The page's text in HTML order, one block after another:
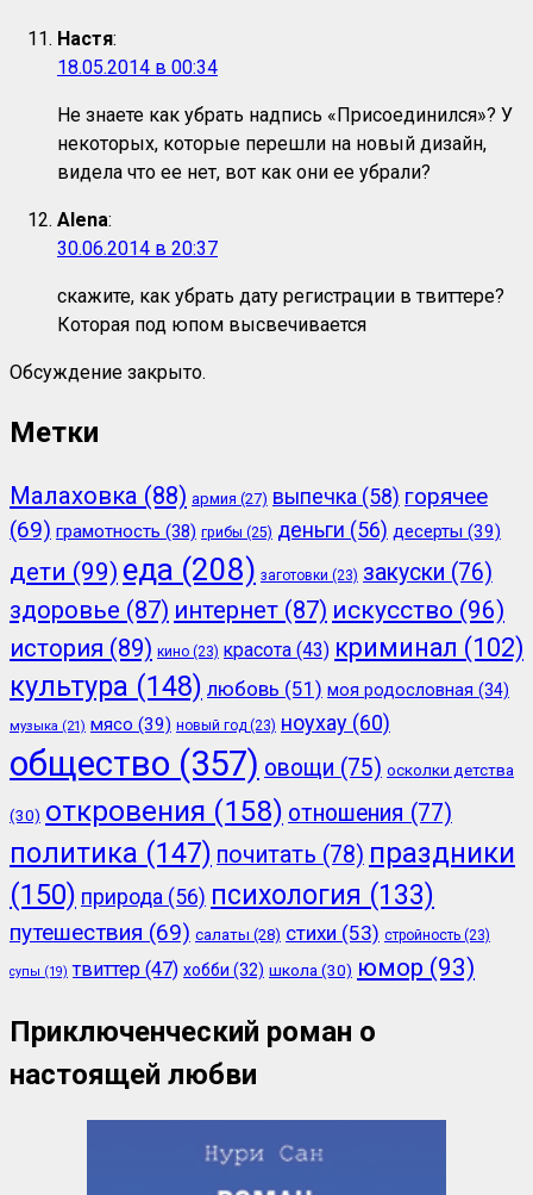
Настя:
18.05.2014 в 00:34
Не знаете как убрать надпись «Присоединился»? У
некоторых, которые перешли на новый дизайн,
видела что ее нет, вот как они ее убрали?
Alena:
30.06.2014 в 20:37
скажите, как убрать дату регистрации в твиттере?
Которая под юпом высвечивается
Обсуждение закрыто.
Метки
Малаховка (88) армия (27) выпечка (58) горячее
(69) грамотность (38) грибы (25) деньги (56) десерты (39)
дети (99) еда (208) заготовки (23) закуски (76)
здоровье (87) интернет (87) искусство (96)
история (89) кино (23) красота (43) криминал (102)
культура (148) любовь (51) моя родословная (34)
музыка (21) мясо (39) новый год (23) ноухау (60)
общество (357) овощи (75) осколки детства
(30) откровения (158) отношения (77)
политика (147) почитать (78) праздники
(150) природа (56) психология (133)
путешествия (69) салаты (28) стихи (53) стройность (23)
супы (19) твиттер (47) хобби (32) школа (30) юмор (93)
Приключенческий роман о
настоящей любви